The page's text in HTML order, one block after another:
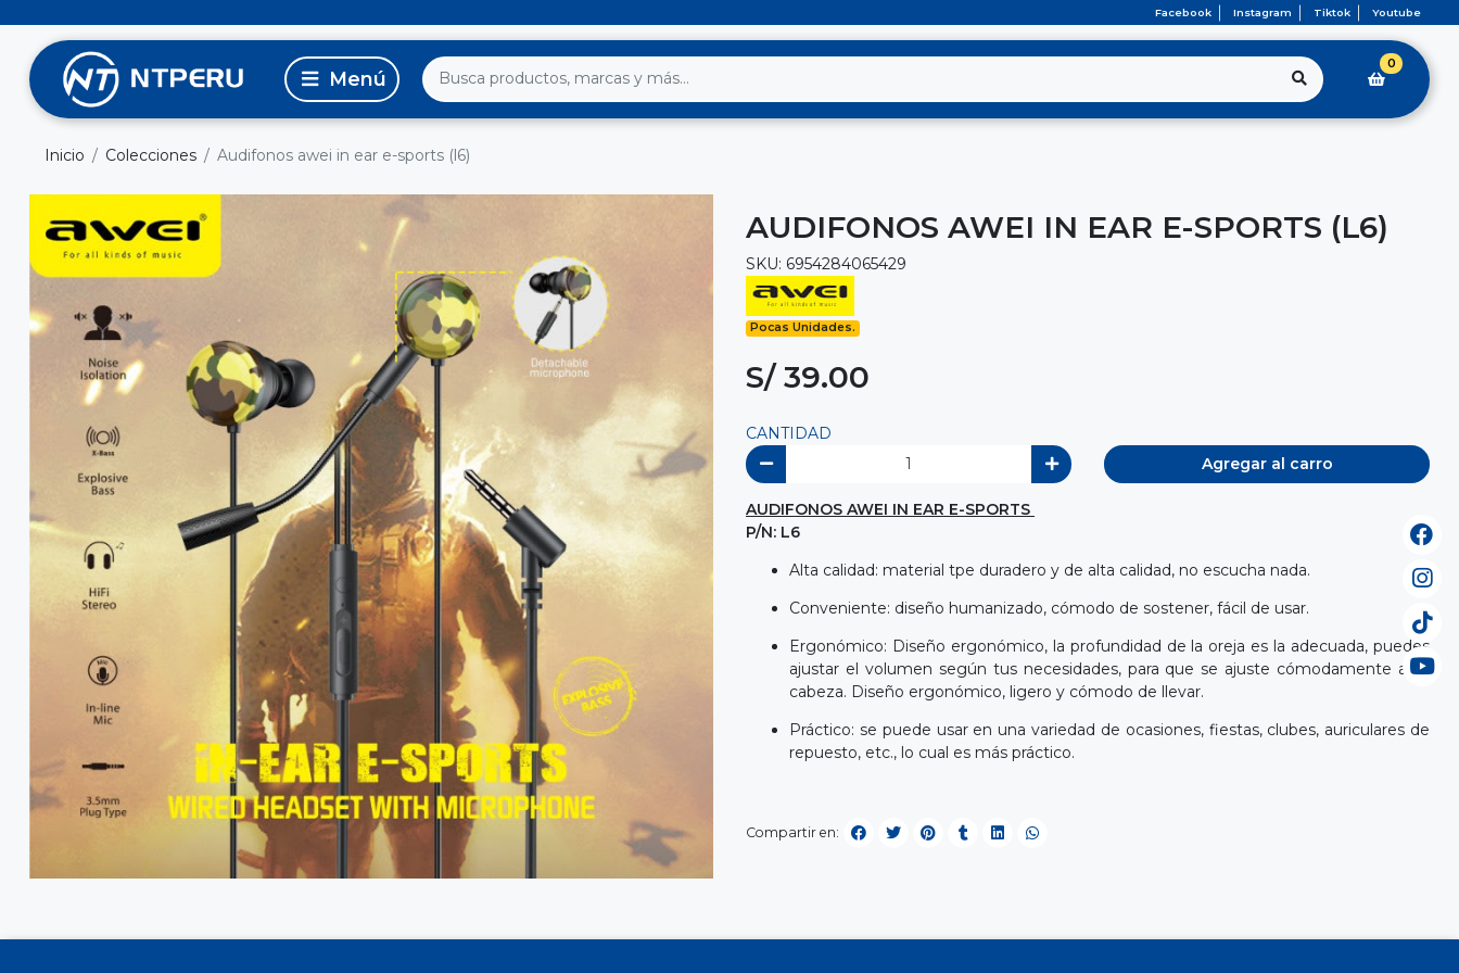
Facebook Instagram Tiktok Youtube
0
Inicio Colecciones Audifonos awei in ear e-sports (l6)
AUDIFONOS AWEI IN EAR E-SPORTS (L6)
SKU: 6954284065429
Pocas Unidades.
S/ 39.00
CANTIDAD
Agregar al carro
AUDIFONOS AWEI IN EAR E-SPORTS
P/N: L6
Alta calidad: material tpe duradero y de alta calidad, no escucha nada.
Conveniente: diseño humanizado, cómodo de sostener, fácil de usar.
Ergonómico: Diseño ergonómico, la profundidad de la oreja es la adecuada, puedes
ajustar el volumen según tus necesidades, para que se ajuste cómodamente a tu
cabeza. Diseño ergonómico, ligero y cómodo de llevar.
Práctico: se puede usar en una variedad de ocasiones, fiestas, clubes, auriculares de
repuesto, etc., lo cual es más práctico.
Compartir en: